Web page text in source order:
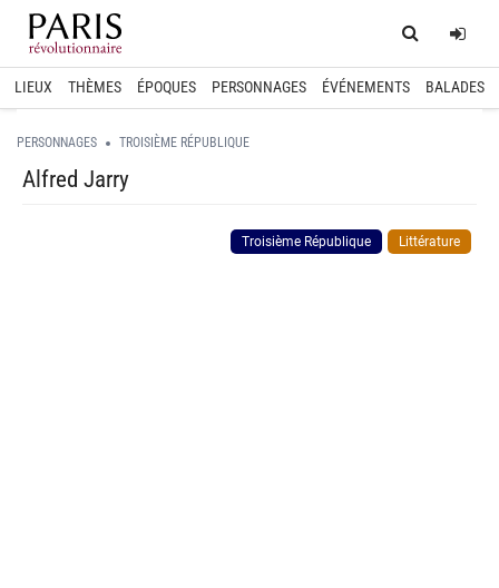
Home
LIEUX THÈMES ÉPOQUES PERSONNAGES ÉVÉNEMENTS BALADES
PERSONNAGES TROISIÈME RÉPUBLIQUE
Alfred Jarry
Troisième République Littérature